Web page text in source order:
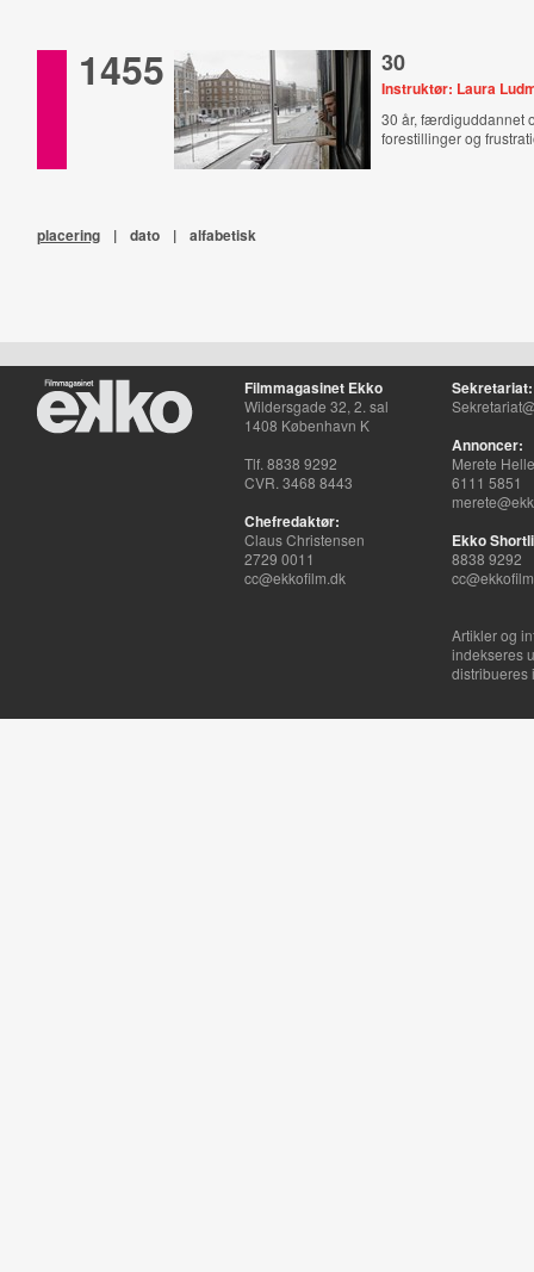
1455 30
Instruktør: Laura
30 år, færdiguddannet
forestillinger og
placering | dato | alfabetisk
Filmmagasinet Ekko
Wildersgade 32, 2. sal
1408 København K
Tlf. 8838 9292
CVR. 3468 8443
Chefredaktør:
Claus Christensen
2729 0011
cc@ekkofilm.dk
Sekretariat:
Annoncer:
Merete
6111 5851
Ekko
8838 9292
Artikler og
indekseres
distribueres